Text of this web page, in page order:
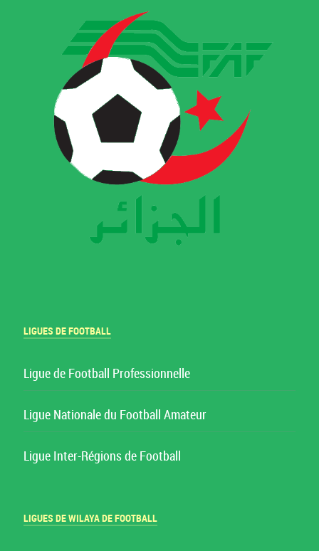
LIGUES DE FOOTBALL
Ligue de Football Professionnelle
Ligue Nationale du Football Amateur
Ligue Inter-Régions de Football
LIGUES DE WILAYA DE FOOTBALL